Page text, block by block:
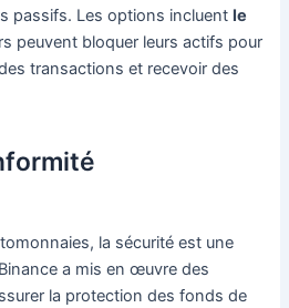
passifs. Les options incluentle
peuvent bloquer leurs actifs pour
transactions et recevoir des
la sécurité est une
a mis en œuvre des
la protection des fonds de